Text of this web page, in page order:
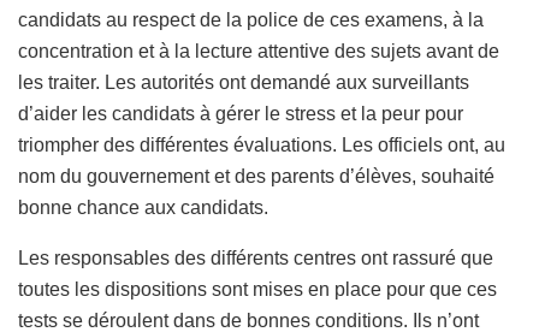
candidats au respect de la police de ces examens, à la
concentration et à la lecture attentive des sujets avant de
les traiter. Les autorités ont demandé aux surveillants
d’aider les candidats à gérer le stress et la peur pour
triompher des différentes évaluations. Les officiels ont, au
nom du gouvernement et des parents d’élèves, souhaité
bonne chance aux candidats.
Les responsables des différents centres ont rassuré que
toutes les dispositions sont mises en place pour que ces
tests se déroulent dans de bonnes conditions. Ils n’ont